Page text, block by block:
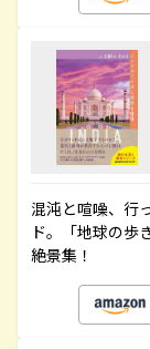
混沌と喧噪、行
ド。「地球の歩
絶景集！